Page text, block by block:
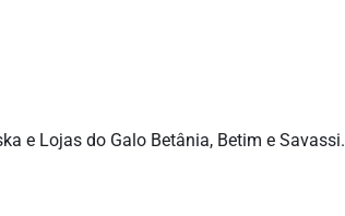
e Lojas do Galo Betânia, Betim e Savassi.